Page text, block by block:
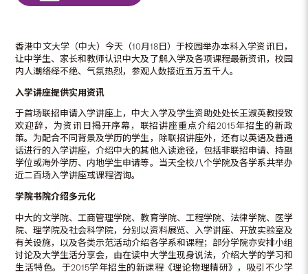
香港中文大学（中大）今天（10月18日）于校园举办本科入学资讯日，
让中学生、家长和教师认识中大及了解入学及各项课程最新资讯，校园
内人潮络绎不绝、气氛热烈，参观人数接近五万五千人。
入学讲座提供实用资讯
于首场联招申请入学讲座上，中大入学及学生资助处处长王淑英教授致
欢迎辞，为资讯日揭开序幕，联招讲座重点介绍2015年招生的新政
策。为配合不同背景及学历的学生，除联招讲座外，还有以英语及普通
话进行的入学讲座，介绍中大的其他入读途径，包括非联招申请、持副
学位或海外学历、内地学生申请等。当天全校八个学院及各学系共举办
近二百场入学讲座或课程咨询。
学院书院介绍多元化
中大的文学院、工商管理学院、教育学院、工程学院、法律学院、医学
院、理学院及社会科学院，分别以资料展览、入学讲座、开放实验室及
有关设施，以及各类示范活动介绍各学系和课程；部分学院亦安排小组
讨论及大学生活分享会，由在读中大学生现身说法，介绍大学的学习和
生活特色。于2015学年招生的新课程《理论物理精研》，吸引不少学